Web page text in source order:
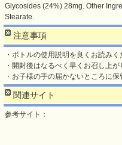
Glycosides (24%) 28mg. Other
Stearate.
注意事項
・ボトルの使用説明を良くお読みく
・開封後はなるべく早くお召し上が
・お子様の手の届かないところに保
関連サイト
参考サイト：